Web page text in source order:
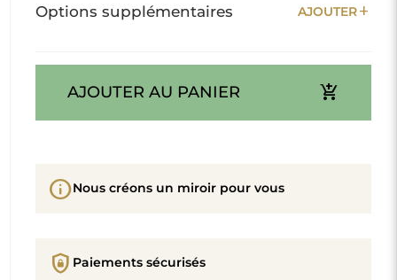
Options supplémentaires AJOUTERadd
AJOUTER AU PANIER add_shopping_cart
infoNous créons un miroir pour vous
shield_lock Paiements sécurisés